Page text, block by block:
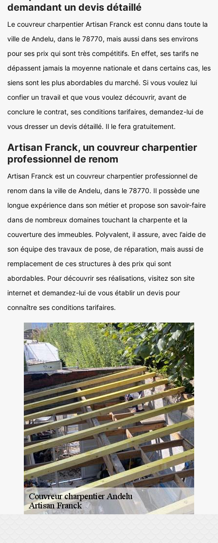
demandant un devis détaillé
Le couvreur charpentier Artisan Franck est connu dans toute la
ville de Andelu, dans le 78770, mais aussi dans ses environs
pour ses prix qui sont très compétitifs. En effet, ses tarifs ne
dépassent jamais la moyenne nationale et dans certains cas, les
siens sont les plus abordables du marché. Si vous voulez lui
confier un travail et que vous voulez découvrir, avant de
conclure le contrat, ses conditions tarifaires, demandez-lui de
vous dresser un devis détaillé. Il le fera gratuitement.
Artisan Franck, un couvreur charpentier
professionnel de renom
Artisan Franck est un couvreur charpentier professionnel de
renom dans la ville de Andelu, dans le 78770. Il possède une
longue expérience dans son métier et propose son savoir-faire
dans de nombreux domaines touchant la charpente et la
couverture des immeubles. Polyvalent, il assure, avec l’aide de
son équipe des travaux de pose, de réparation, mais aussi de
remplacement de ces structures à des prix qui sont
abordables. Pour découvrir ses réalisations, visitez son site
internet et demandez-lui de vous établir un devis pour
connaître ses conditions tarifaires.